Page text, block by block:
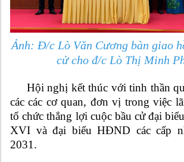
Ảnh: Đ/c Lò Văn Cương bàn giao
cử cho đ/c Lò Thị Minh
Hội nghị kết thúc với tinh thần
các các cơ quan, đơn vị trong việc
tổ chức thắng lợi cuộc bầu cử đại
XVI và đại biểu HĐND các cấp
2031.